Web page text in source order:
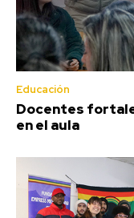
Educación
Docentes
en el aula